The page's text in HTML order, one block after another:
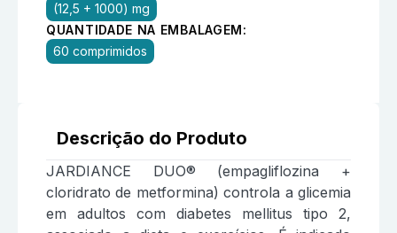
(12,5 + 1000) mg
QUANTIDADE NA EMBALAGEM:
60 comprimidos
Descrição do Produto
JARDIANCE DUO® (empagliflozina +
cloridrato de metformina) controla a glicemia
em adultos com diabetes mellitus tipo 2,